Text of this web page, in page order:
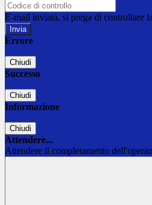
E-mail inviata, si prega di controllare
Errore
Chiudi
Successo
Chiudi
Informazione
Chiudi
Attendere...
Attendere il completamento